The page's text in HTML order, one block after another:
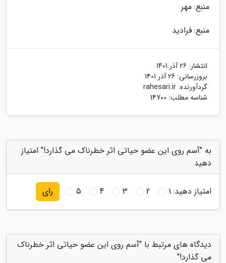
منبع: مهر
منبع: فرادید
انتشار: 26 آذر 1401
بروزرسانی: 26 آذر 1401
گردآورنده: rahesari.ir
شناسه مطلب: 14700
به "آسم روی این عضو حیاتی اثر خطرناک می گذارد!" امتیاز
دهید
امتیاز دهید:1
2
3
4
5 رای
دیدگاه های مرتبط با "آسم روی این عضو حیاتی اثر خطرناک
می گذارد!"